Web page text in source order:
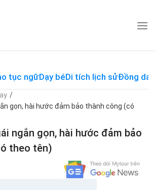
tục ngữDạy béDi tích lịch sửĐồng dao
/
gọn, hài hước đảm bảo thành công (có
ngắn gọn, hài hước đảm bảo
theo tên)